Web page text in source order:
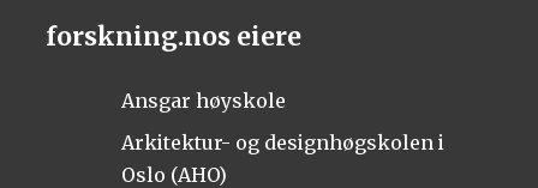
forskning.nos eiere
Ansgar høyskole
Arkitektur- og designhøgskolen i
Oslo (AHO)